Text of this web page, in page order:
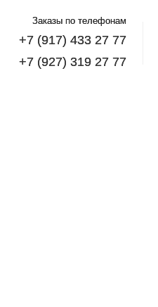
Заказы по телефонам
+7 (917) 433 27 77
+7 (927) 319 27 77